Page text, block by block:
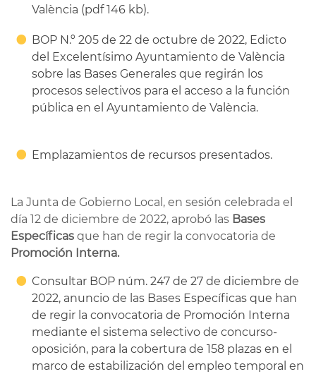
València (pdf 146 kb).
BOP N.º 205 de 22 de octubre de 2022, Edicto
del Excelentísimo Ayuntamiento de València
sobre las Bases Generales que regirán los
procesos selectivos para el acceso a la función
pública en el Ayuntamiento de València.
Emplazamientos de recursos presentados.
La Junta de Gobierno Local, en sesión celebrada el
día 12 de diciembre de 2022, aprobó las Bases
Específicas que han de regir la convocatoria de
Promoción Interna.
Consultar BOP núm. 247 de 27 de diciembre de
2022, anuncio de las Bases Específicas que han
de regir la convocatoria de Promoción Interna
mediante el sistema selectivo de concurso-
oposición, para la cobertura de 158 plazas en el
marco de estabilización del empleo temporal en